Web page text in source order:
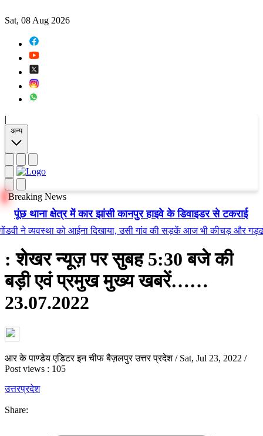
Sat, 08 Aug 2026
|
अन्य
Breaking News
पूंछ थाना क्षेत्र में कार झांसी कानपुर हाइवे के डिवाइडर से टकराई
व्यवस्था को आईना दिखाया, उसी गांव की सड़कें आज भी कीचड़ और गड्ढों में
: शेखर न्यूज़ पर सुबह 5:30 बजे की
बड़ी एवं प्रमुख मुख्य खबरें……
23.07.2022
आर के पाण्डेय एडिटर इन चीफ बैज़लपुर उत्तर प्रदेश/ Sat, Jul 23, 2022 /
Post views : 105
उत्तरप्रदेश
Share: